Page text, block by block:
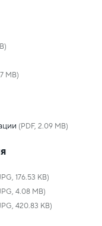
MB)
(PDF, 2.09 MB)
176.53 KB)
4.08 MB)
420.83 KB)